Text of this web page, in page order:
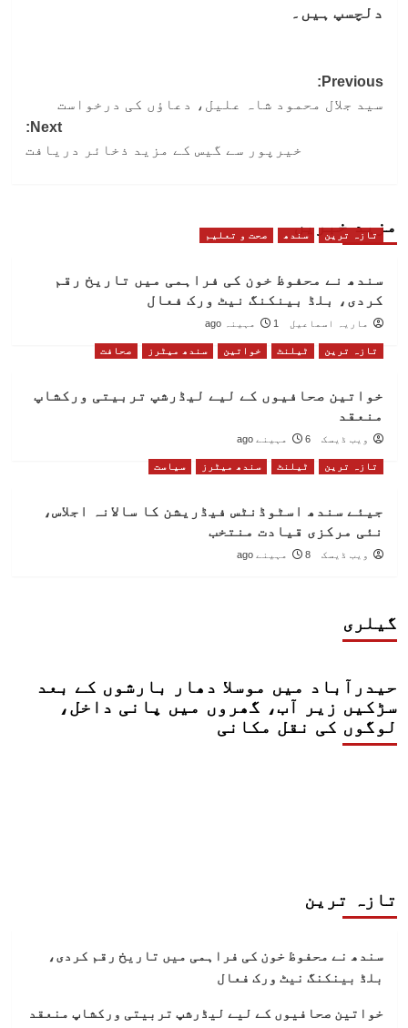
دلچسپ ہیں۔
Post
navigation
Previous:
سید جلال محمود شاہ علیل، دعاؤں کی درخواست
Next:
خیرپور سے گیس کے مزید ذخائر دریافت
مزید خبریں
تازہ ترین سندھ صحت و تعلیم
سندھ نے محفوظ خون کی فراہمی میں تاریخ رقم
کردی، بلڈ بینکنگ نیٹ ورک فعال
ماریہ اسماعیل 1 مہینہ ago
تازہ ترین ٹیلنٹ خواتین سندھ میٹرز صحافت
خواتین صحافیوں کے لیے لیڈرشپ تربیتی ورکشاپ
منعقد
ویب ڈیسک 6 مہینے ago
تازہ ترین ٹیلنٹ سندھ میٹرز سیاست
جیئے سندھ اسٹوڈنٹس فیڈریشن کا سالانہ اجلاس،
نئی مرکزی قیادت منتخب
ویب ڈیسک 8 مہینے ago
گیلری
حیدرآباد میں موسلا دھار بارشوں کے بعد
سڑکیں زیر آب، گھروں میں پانی داخل،
لوگوں کی نقل مکانی
تازہ ترین
سندھ نے محفوظ خون کی فراہمی میں تاریخ رقم کردی،
بلڈ بینکنگ نیٹ ورک فعال
خواتین صحافیوں کے لیے لیڈرشپ تربیتی ورکشاپ منعقد